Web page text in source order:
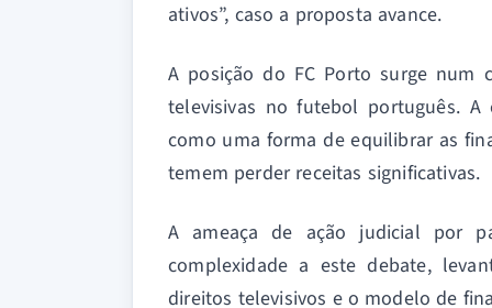
ativos”, caso a proposta avance.
A posição do FC Porto surge num
televisivas no futebol português.
como uma forma de equilibrar as
temem perder receitas significativas.
A ameaça de ação judicial por
complexidade a este debate,
direitos televisivos e o modelo de